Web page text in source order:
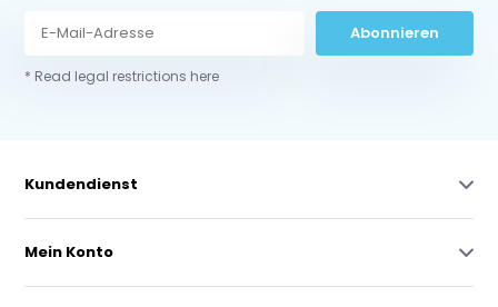
Abonnieren
* Read legal restrictions here
Kundendienst
Mein Konto